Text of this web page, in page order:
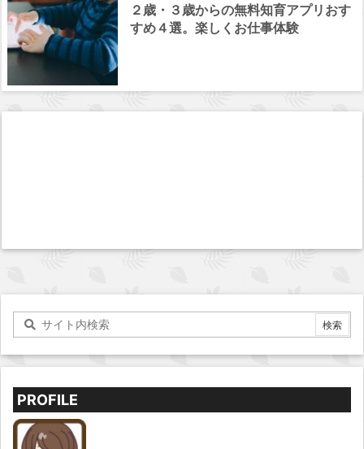
２歳・３歳からの無料知育アプリおす
すめ４選。楽しくお仕事体験
PROFILE